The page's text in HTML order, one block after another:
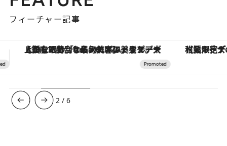
フィーチャー記事
【夏限定ディナーコース】旬を迎える稚鮎や花ズッキーニなどをイタリア・トスカーナの郷土料理の手法で満喫！
3 /6